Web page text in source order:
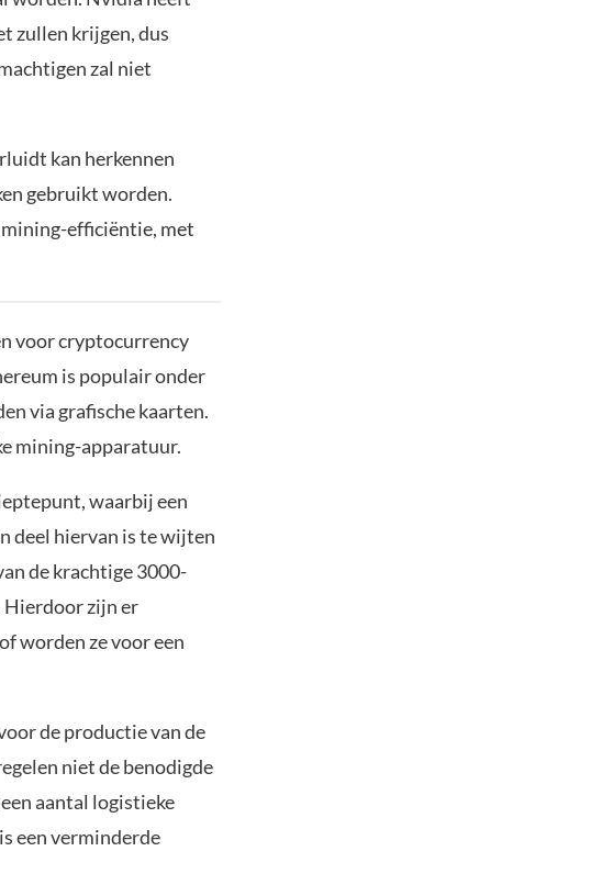
zullen krijgen, dus
zal niet
kan herkennen
gebruikt worden.
efficiëntie, met
voor cryptocurrency
is populair onder
via grafische kaarten.
mining-apparatuur.
waarbij een
deel hiervan is te wijten
de krachtige 3000-
Hierdoor zijn er
worden ze voor een
de productie van de
niet de benodigde
aantal logistieke
een verminderde